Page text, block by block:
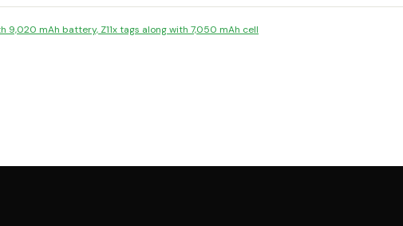
9,020 mAh battery, Z11x tags along with 7,050 mAh cell